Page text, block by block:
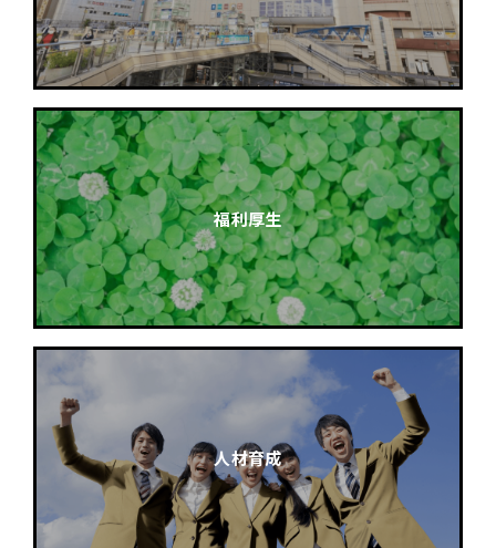
福利厚生
人材育成